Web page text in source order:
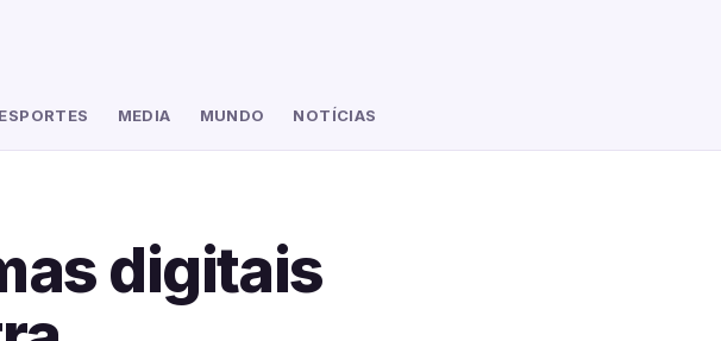
ESPORTES MEDIA MUNDO NOTÍCIAS
digitais